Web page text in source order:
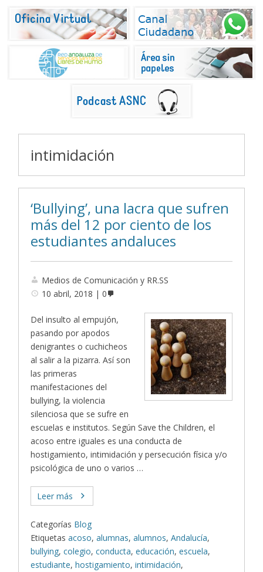
intimidación
‘Bullying’, una lacra que sufren
más del 12 por ciento de los
estudiantes andaluces
Medios de Comunicación y RR.SS
10 abril, 2018
0
Del insulto al empujón,
pasando por apodos
denigrantes o cuchicheos
al salir a la pizarra. Así son
las primeras
manifestaciones del
bullying, la violencia
silenciosa que se sufre en
escuelas e institutos. Según Save the Children, el
acoso entre iguales es una conducta de
hostigamiento, intimidación y persecución física y/o
psicológica de uno o varios …
Leer más
Categorías Blog
Etiquetas acoso,alumnas,alumnos,Andalucía,
bullying,colegio,conducta,educación,escuela,
estudiante,hostigamiento,intimidación,